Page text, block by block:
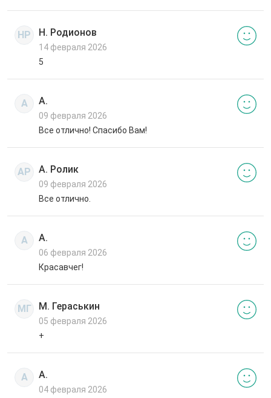
НР Н. Родионов
14 февраля 2026
5
А А.
09 февраля 2026
Все отлично! Спасибо Вам!
АР А. Ролик
09 февраля 2026
Все отлично.
А А.
06 февраля 2026
Красавчег!
МГ М. Гераськин
05 февраля 2026
+
А А.
04 февраля 2026